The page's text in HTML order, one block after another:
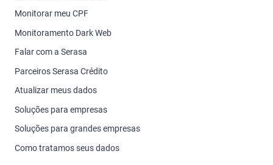
Monitorar meu CPF
Monitoramento Dark Web
Falar com a Serasa
Parceiros Serasa Crédito
Atualizar meus dados
Soluções para empresas
Soluções para grandes empresas
Como tratamos seus dados